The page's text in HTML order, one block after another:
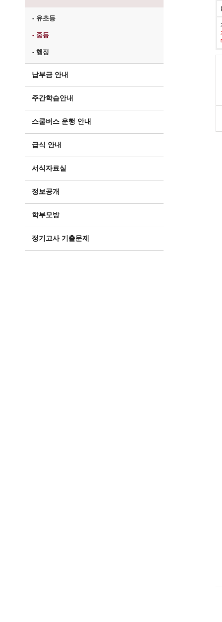
- 유초등
- 중등
- 행정
납부금 안내
주간학습안내
스쿨버스 운행 안내
급식 안내
서식자료실
정보공개
학부모방
정기고사 기출문제